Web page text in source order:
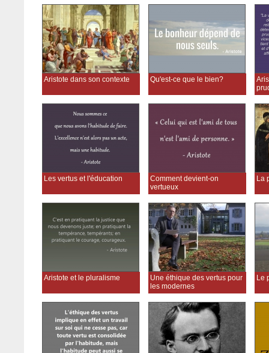
Aristote dans son contexte Qu'est-ce que le bien?
Les vertus et l'éducation
Comment devient-on
vertueux
La
Aristote et le pluralisme
Une éthique des vertus pour
les modernes
Le